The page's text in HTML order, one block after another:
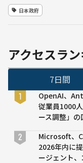
日本政府
アクセスラ
7日間
OpenAI、
従業員1000
ース調整」
Microsoft、
2026年内に
ージェント